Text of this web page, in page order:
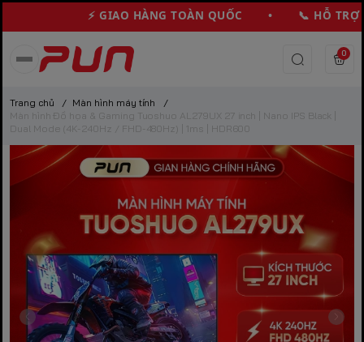
⚡ GIAO HÀNG TOÀN QUỐC • 📞 HỖ
0
Trang chủ / Màn hình máy tính
/
Màn hình Đồ họa & Gaming Tuoshuo AL279UX 27 inch | Nano IPS Black |
Dual Mode (4K-240Hz / FHD-480Hz) | 1ms | HDR600